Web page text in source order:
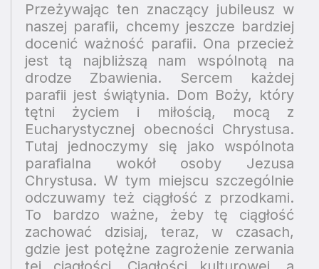
Przeżywając ten znaczący jubileusz w
naszej parafii, chcemy jeszcze bardziej
docenić ważność parafii. Ona przecież
jest tą najbliższą nam wspólnotą na
drodze Zbawienia. Sercem każdej
parafii jest świątynia. Dom Boży, który
tętni życiem i miłością, mocą z
Eucharystycznej obecności Chrystusa.
Tutaj jednoczymy się jako wspólnota
parafialna wokół osoby Jezusa
Chrystusa. W tym miejscu szczególnie
odczuwamy też ciągłość z przodkami.
To bardzo ważne, żeby tę ciągłość
zachować dzisiaj, teraz, w czasach,
gdzie jest potężne zagrożenie zerwania